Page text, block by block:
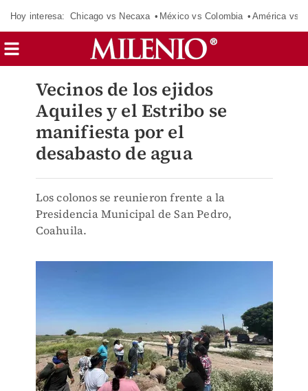
Hoy interesa: Chicago vs Necaxa México vs Colombia América vs
Vecinos de los ejidos
Aquiles y el Estribo se
manifiesta por el
desabasto de agua
Los colonos se reunieron frente a la
Presidencia Municipal de San Pedro,
Coahuila.